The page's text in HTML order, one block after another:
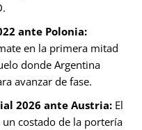
ante Polonia:
en la primera mitad
donde Argentina
avanzar de fase.
2026 ante Austria: El
costado de la portería